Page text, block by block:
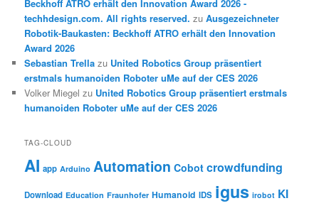
Beckhoff ATRO erhält den Innovation Award 2026 -
techhdesign.com. All rights reserved. zuAusgezeichneter
Robotik-Baukasten: Beckhoff ATRO erhält den Innovation
Award 2026
Sebastian Trella zu United Robotics Group präsentiert
erstmals humanoiden Roboter uMe auf der CES 2026
Volker Miegel zu United Robotics Group präsentiert erstmals
humanoiden Roboter uMe auf der CES 2026
TAG-CLOUD
AI app Arduino Automation Cobot crowdfunding
Download Education Fraunhofer Humanoid IDS igus irobot KI